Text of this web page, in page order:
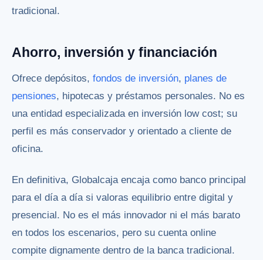
tradicional.
Ahorro, inversión y financiación
Ofrece depósitos, fondos de inversión, planes de
pensiones, hipotecas y préstamos personales. No es
una entidad especializada en inversión low cost; su
perfil es más conservador y orientado a cliente de
oficina.
En definitiva, Globalcaja encaja como banco principal
para el día a día si valoras equilibrio entre digital y
presencial. No es el más innovador ni el más barato
en todos los escenarios, pero su cuenta online
compite dignamente dentro de la banca tradicional.